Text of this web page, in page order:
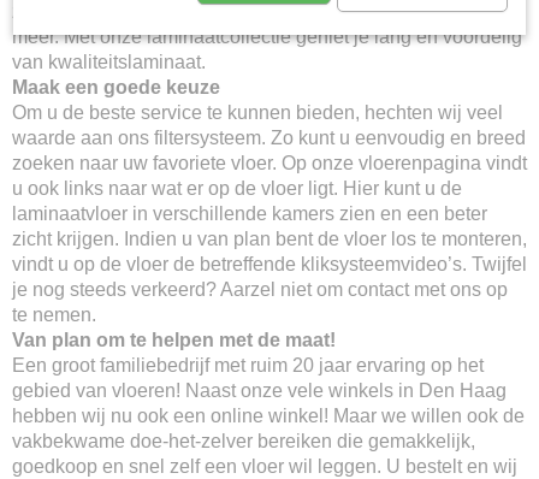
zoals Quickstep, Balterio, Meister, Falquon en nog veel
meer. Met onze laminaatcollectie geniet je lang en voordelig
van kwaliteitslaminaat.
Maak een goede keuze
Om u de beste service te kunnen bieden, hechten wij veel
waarde aan ons filtersysteem. Zo kunt u eenvoudig en breed
zoeken naar uw favoriete vloer. Op onze vloerenpagina vindt
u ook links naar wat er op de vloer ligt. Hier kunt u de
laminaatvloer in verschillende kamers zien en een beter
zicht krijgen. Indien u van plan bent de vloer los te monteren,
vindt u op de vloer de betreffende kliksysteemvideo’s. Twijfel
je nog steeds verkeerd? Aarzel niet om contact met ons op
te nemen.
Van plan om te helpen met de maat!
Een groot familiebedrijf met ruim 20 jaar ervaring op het
gebied van vloeren! Naast onze vele winkels in Den Haag
hebben wij nu ook een online winkel! Maar we willen ook de
vakbekwame doe-het-zelver bereiken die gemakkelijk,
goedkoop en snel zelf een vloer wil leggen. U bestelt en wij